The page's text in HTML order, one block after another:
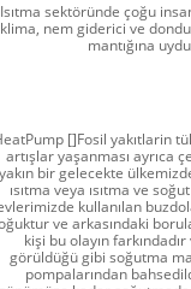
Isıtma sektöründe çoğu
klima, nem giderici ve
mantığına
[]Fosil yakıtlarin
artışlar yaşanması ayrıca
yakın bir gelecekte
ısıtma veya ısıtma ve
kullanılan
ve arkasındaki
kişi bu olayın
görüldüğü gibi soğutma
pompalarından